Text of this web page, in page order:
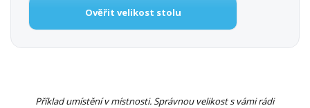
Ověřit velikost stolu
Příklad umístění v místnosti. Správnou velikost s vámi rádi